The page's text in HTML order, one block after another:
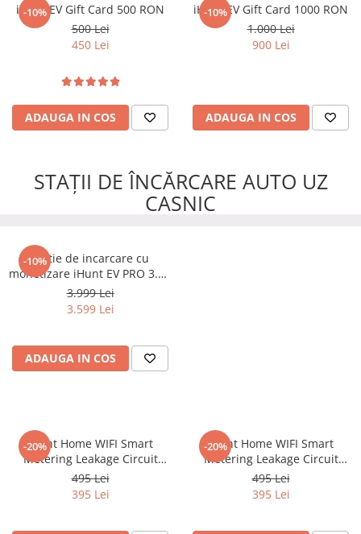
-10%
iHunt EV Gift Card 500 RON
500 Lei
450 Lei
ADAUGA IN COS
-10%
iHunt EV Gift Card 1000 RON
1.000 Lei
900 Lei
ADAUGA IN COS
STAȚII DE ÎNCĂRCARE AUTO UZ
CASNIC
-10%
Statie de incarcare cu
monetizare iHunt EV PRO 3.5 -
22 kW putere reglabila, AC,
Type 2
3.999 Lei
3.599 Lei
ADAUGA IN COS
-20%
iHunt Home WIFI Smart
Metering Leakage Circuit
Breaker 2P 32A - Siguranta
automata inteligenta cu
495 Lei
395 Lei
-20%
iHunt Home WIFI Smart
Metering Leakage Circuit
Breaker 2P 16A - Siguranta
automata inteligenta cu
495 Lei
395 Lei